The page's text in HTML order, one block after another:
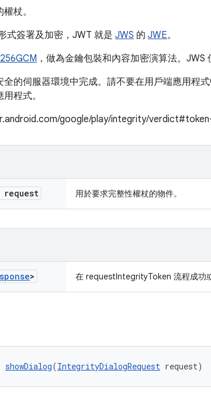
杖。
式簽署及加密，JWT 就是 JWS 的 JWE。
，做為金鑰包裝和內容加密演算法。JWS
的伺服器環境中完成。請不要在用戶端應用程
程式。
google/play/integrity/
request 用於要求完整性權杖的物件。
> 在 requestIntegrityToken 流程成功
showDialog(IntegrityDialogRequest request)